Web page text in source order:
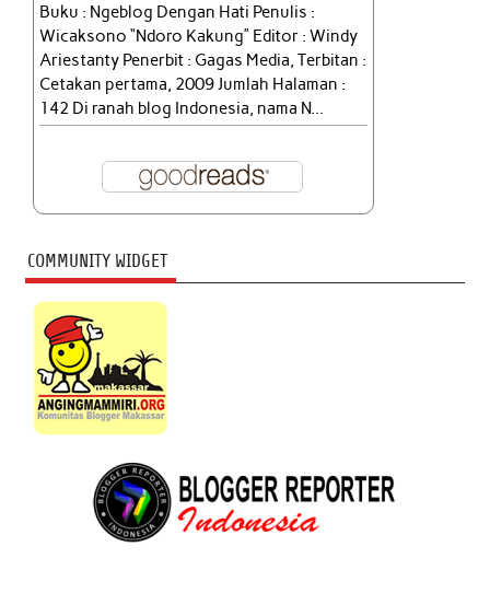
Buku : Ngeblog Dengan Hati Penulis :
Wicaksono “Ndoro Kakung” Editor : Windy
Ariestanty Penerbit : Gagas Media, Terbitan :
Cetakan pertama, 2009 Jumlah Halaman :
142 Di ranah blog Indonesia, nama N...
COMMUNITY WIDGET